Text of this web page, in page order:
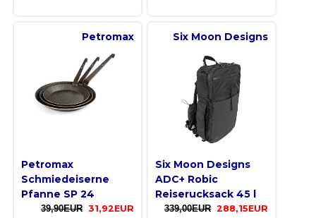
Petromax
Petromax
Schmiedeiserne
Pfanne SP 24
39,90EUR 31,92EUR
Six Moon Designs
Six Moon Designs
ADC+ Robic
Reiserucksack 45 l
339,00EUR 288,15EUR